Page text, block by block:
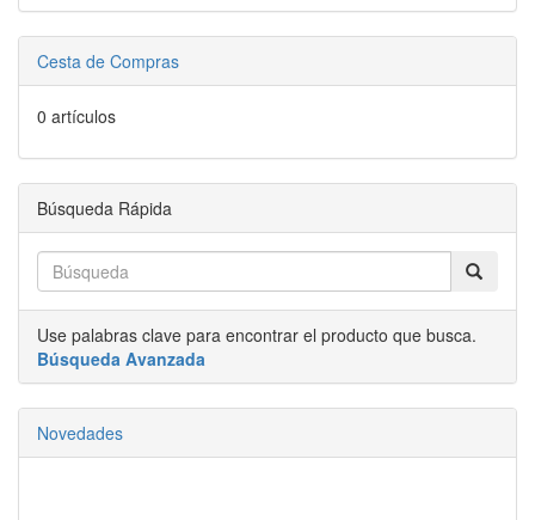
Cesta de Compras
0 artículos
Búsqueda Rápida
Use palabras clave para encontrar el producto que busca.
Búsqueda Avanzada
Novedades